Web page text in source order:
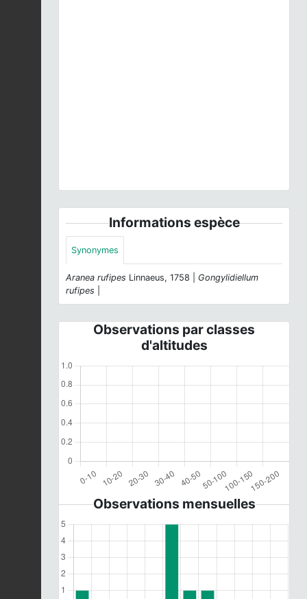
Informations espèce
Synonymes
Aranea rufipes Linnaeus, 1758 | Gongylidiellum
rufipes
Observations par classes
d'altitudes
Observations mensuelles